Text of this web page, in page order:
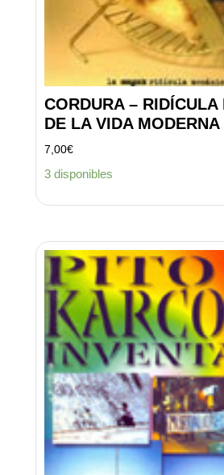
CORDURA – RIDÍCULA
DE LA VIDA MODERNA
7,00€
3 disponibles